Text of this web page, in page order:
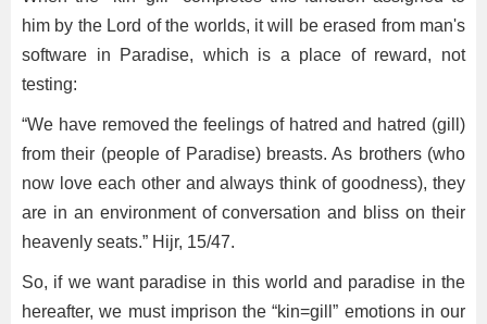
him by the Lord of the worlds, it will be erased from man's
software in Paradise, which is a place of reward, not
testing:
“We have removed the feelings of hatred and hatred (gill)
from their (people of Paradise) breasts. As brothers (who
now love each other and always think of goodness), they
are in an environment of conversation and bliss on their
heavenly seats.” Hijr, 15/47.
So, if we want paradise in this world and paradise in the
hereafter, we must imprison the “kin=gill” emotions in our